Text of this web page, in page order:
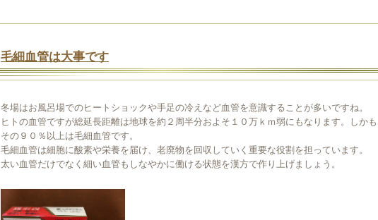
毛細血管は大事です
冬場はお風呂場でのヒートショックや手足の冷えなど血管を意識することが多いですね。
ヒトの血管ですが総延長距離は地球を約２周半分およそ１０万ｋｍ弱にもなります。しかも
その９０％以上は毛細血管です。
毛細血管は細胞に酸素や栄養を届け、老廃物を回収していく重要な役割を担っています。
太い血管だけでなく細い血管もしなやかに働ける状態を漢方で作り上げましょう。